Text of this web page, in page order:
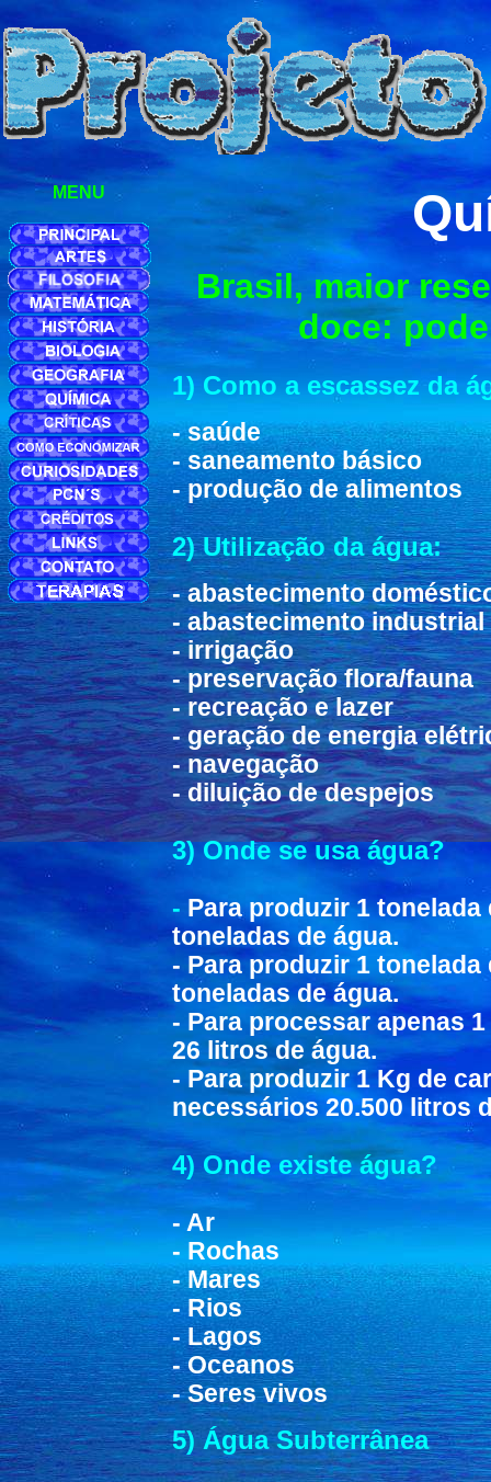
MENU
Brasil, maior
doce:
1) Como a escassez da
- saúde
- saneamento básico
- produção de alimentos
2) Utilização da água:
- abastecimento
- abastecimento industrial
- irrigação
- preservação flora/fauna
- recreação e lazer
- geração de energia
- navegação
- diluição de despejos
3) Onde se usa água?
- Para produzir 1
toneladas de água.
- Para produzir 1
toneladas de água.
- Para processar apenas
26 litros de água.
- Para produzir 1 Kg de
necessários 20.500 litros
4) Onde existe água?
- Ar
- Rochas
- Mares
- Rios
- Lagos
- Oceanos
- Seres vivos
5) Água Subterrânea